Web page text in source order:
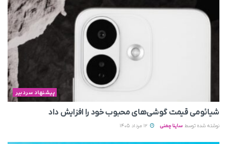
پیشنهاد سردبیر
شیائومی قیمت گوشی‌های محبوب خود را افزایش داد
نوشته شده توسط ساینا چمنی